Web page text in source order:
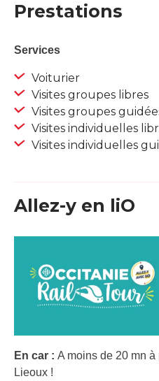
Prestations
Services
Voiturier
Visites groupes libres
Visites groupes
Visites individuelles
Visites individuelles
Allez-y en liO
En car : A moins de 20 mn à
Lieoux !